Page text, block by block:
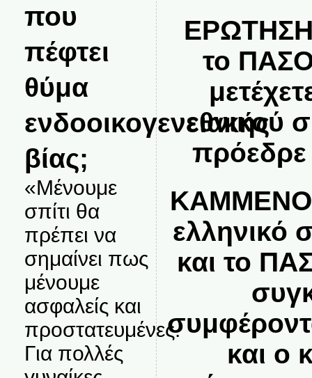
που
πέφτει
θύμα
ενδοοικογενειακής
βίας;
«Μένουμε
σπίτι θα
πρέπει να
σημαίνει πως
μένουμε
ασφαλείς και
προστατευμένες.
Για πολλές
το
εθνικού
πρόεδρε
ελληνικό
και το
και ο